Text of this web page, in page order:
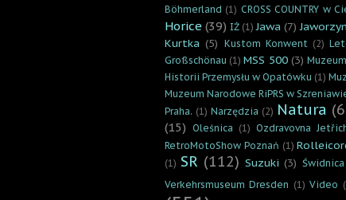
Böhmerland (1) CROSS COUNTRY w
Horice (39) IŻ (1) Jawa (7)
Kurtka (5) Kustom Konwent (2)
Großschönau (1) MSS 500 (3)
Historii Przemysłu w Opatówku (1)
Muzeum Narodowe RiPRS w
Praha. (1) Narzędzia (2) Natura
(15) Oleśnica (1) Ozdravovna
RetroMotoShow Poznań (1)
(1) SR (112) Suzuki (3) Świdnica
Verkehrsmuseum Dresden (1) Video